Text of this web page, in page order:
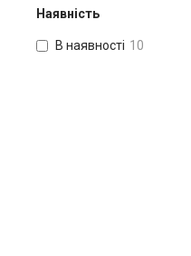
Наявність
В наявності 10